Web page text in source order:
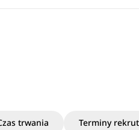
trwania Terminy